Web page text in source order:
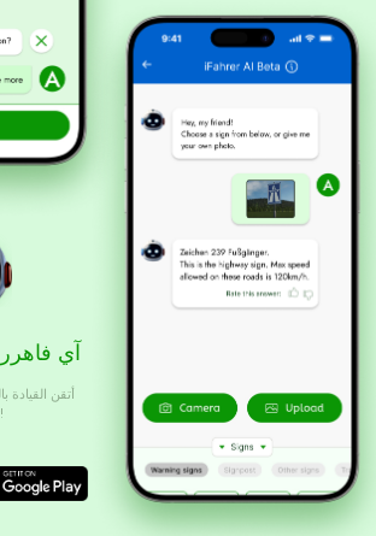
آي
أتقن
تدرّب، ونجح!